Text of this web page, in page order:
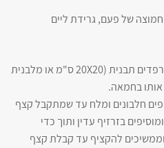
חמוצה של פעם, גרידת ליים
1. מחממים תנור ל- 180 מעלות. מרפדים תבנית (20X20 ס"מ או מלבנית
אותו בחמאה.
חלבונים ומלח עד שמתקבל קצף
בזרזיף עדין ותוך כדי
וממשיכים להקציף עד קבלת קצף